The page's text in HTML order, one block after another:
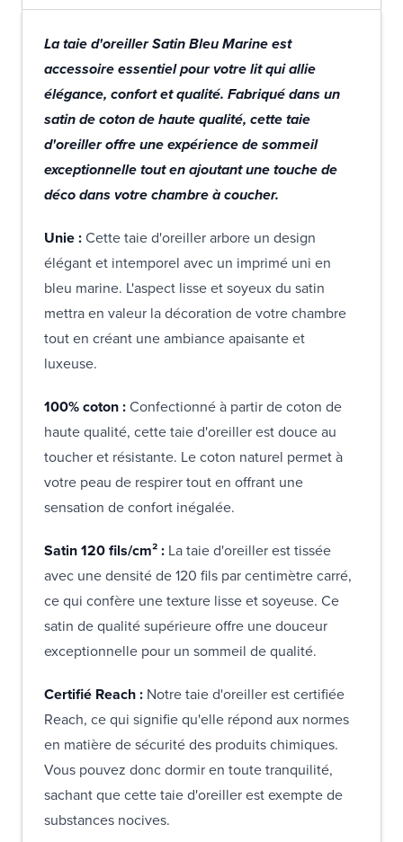
La taie d'oreiller Satin Bleu Marine est
accessoire essentiel pour votre lit qui allie
élégance, confort et qualité. Fabriqué dans un
satin de coton de haute qualité, cette taie
d'oreiller offre une expérience de sommeil
exceptionnelle tout en ajoutant une touche de
déco dans votre chambre à coucher.
Unie :Cette taie d'oreiller arbore un design
élégant et intemporel avec un imprimé uni en
bleu marine. L'aspect lisse et soyeux du satin
mettra en valeur la décoration de votre chambre
tout en créant une ambiance apaisante et
luxeuse.
100% coton :Confectionné à partir de coton de
haute qualité, cette taie d'oreiller est douce au
toucher et résistante. Le coton naturel permet à
votre peau de respirer tout en offrant une
sensation de confort inégalée.
Satin 120 fils/cm² : La taie d'oreiller est tissée
avec une densité de 120 fils par centimètre carré,
ce qui confère une texture lisse et soyeuse. Ce
satin de qualité supérieure offre une douceur
exceptionnelle pour un sommeil de qualité.
Certifié Reach : Notre taie d'oreiller est certifiée
Reach, ce qui signifie qu'elle répond aux normes
en matière de sécurité des produits chimiques.
Vous pouvez donc dormir en toute tranquilité,
sachant que cette taie d'oreiller est exempte de
substances nocives.